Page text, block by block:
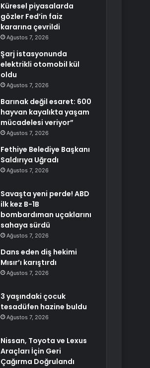
Küresel piyasalarda
gözler Fed’in faiz
kararına çevrildi
Ağustos 7, 2026
Şarj istasyonunda
elektrikli otomobil kül
oldu
Ağustos 7, 2026
Barınak değil esaret: 600
hayvan kayalıkta yaşam
mücadelesi veriyor”
Ağustos 7, 2026
Fethiye Belediye Başkanı
Saldırıya Uğradı
Ağustos 7, 2026
Savaşta yeni perde! ABD
ilk kez B-1B
bombardıman uçaklarını
sahaya sürdü
Ağustos 7, 2026
Dans eden diş hekimi
Mısır’ı karıştırdı
Ağustos 7, 2026
3 yaşındaki çocuk
tesadüfen hazine buldu
Ağustos 7, 2026
Nissan, Toyota ve Lexus
Araçları İçin Geri
Çağırma Doğrulandı